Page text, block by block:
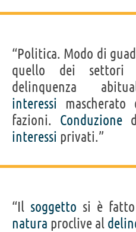
“Politica. Modo di
quello dei settori
delinquenza
interessi mascherato
fazioni. Conduzione
interessi privati.”
“Il soggetto si è fatto
natura proclive al